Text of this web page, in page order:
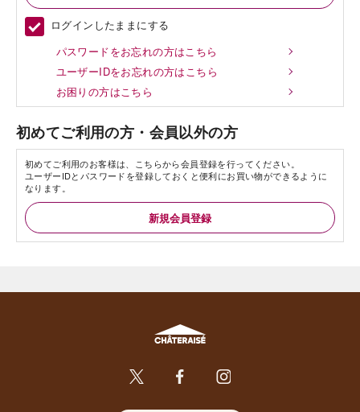
ログインしたままにする
パスワードをお忘れの方はこちら
ユーザーIDをお忘れの方はこちら
お困りの方はこちら
初めてご利用の方・会員以外の方
初めてご利用のお客様は、こちらから会員登録を行ってください。
ユーザーIDとパスワードを登録しておくと便利にお買い物ができるように
なります。